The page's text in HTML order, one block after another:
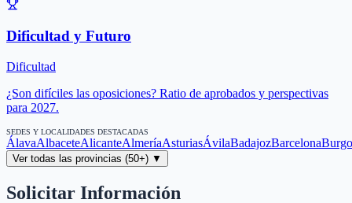
Dificultad y Futuro
Dificultad
¿Son difíciles las oposiciones? Ratio de aprobados y perspectivas
para 2027.
SEDES Y LOCALIDADES DESTACADAS
ÁlavaAlbaceteAlicanteAlmeríaAsturiasÁvilaBadajozBarcelona
Ver todas las provincias (50+) ▼
Solicitar Información